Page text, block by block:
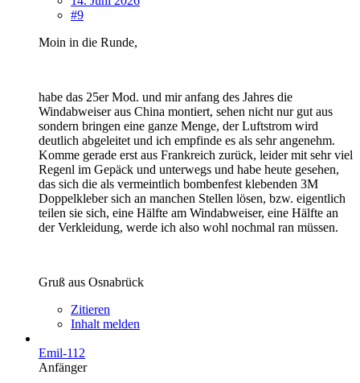
#9
Moin in die Runde,
habe das 25er Mod. und mir anfang des Jahres die
Windabweiser aus China montiert, sehen nicht nur gut aus
sondern bringen eine ganze Menge, der Luftstrom wird
deutlich abgeleitet und ich empfinde es als sehr angenehm.
Komme gerade erst aus Frankreich zurück, leider mit sehr viel
Regenl im Gepäck und unterwegs und habe heute gesehen,
das sich die als vermeintlich bombenfest klebenden 3M
Doppelkleber sich an manchen Stellen lösen, bzw. eigentlich
teilen sie sich, eine Hälfte am Windabweiser, eine Hälfte an
der Verkleidung, werde ich also wohl nochmal ran müssen.
Gruß aus Osnabrück
Zitieren
Inhalt melden
Emil-112
Anfänger